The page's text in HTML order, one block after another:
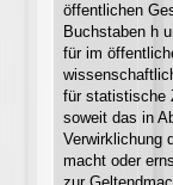
öffentlichen
Buchstaben h
für im
für statistische
soweit das in
Verwirklichung
macht oder